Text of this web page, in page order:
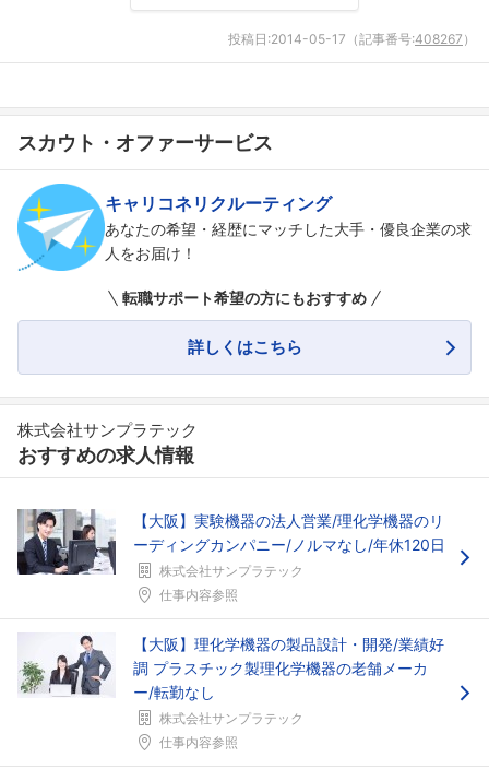
フォローしました
投稿日:2014-05-17 （記事番号:408267 ）
スカウト・オファーサービス
キャリコネリクルーティング
あなたの希望・経歴にマッチした大手・優良企業の求
人をお届け！
転職サポート希望の方にもおすすめ
詳しくはこちら
株式会社サンプラテック
おすすめの求人情報
【大阪】実験機器の法人営業/理化学機器のリ
ーディングカンパニー/ノルマなし/年休120日
株式会社サンプラテック
仕事内容参照
【大阪】理化学機器の製品設計・開発/業績好
調 プラスチック製理化学機器の老舗メーカ
ー/転勤なし
株式会社サンプラテック
仕事内容参照